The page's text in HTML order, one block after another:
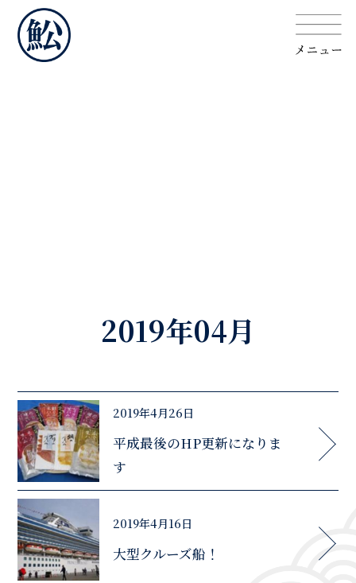
2019年04月
2019年4月26日
平成最後のHP更新になりま
す
2019年4月16日
大型クルーズ船！